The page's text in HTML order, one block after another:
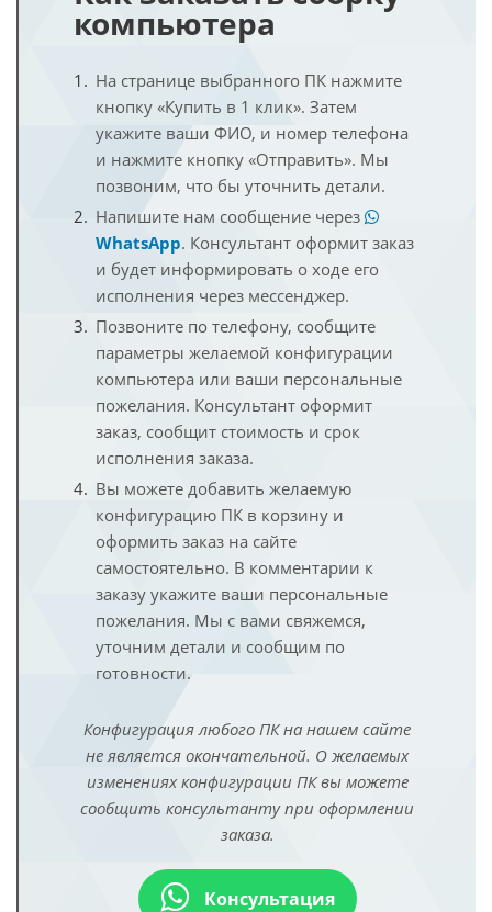
компьютера
На странице выбранного ПК нажмите
кнопку «Купить в 1 клик». Затем
укажите ваши ФИО, и номер телефона
и нажмите кнопку «Отправить». Мы
позвоним, что бы уточнить детали.
Напишите нам сообщение через
WhatsApp. Консультант оформит заказ
и будет информировать о ходе его
исполнения через мессенджер.
Позвоните по телефону, сообщите
параметры желаемой конфигурации
компьютера или ваши персональные
пожелания. Консультант оформит
заказ, сообщит стоимость и срок
исполнения заказа.
Вы можете добавить желаемую
конфигурацию ПК в корзину и
оформить заказ на сайте
самостоятельно. В комментарии к
заказу укажите ваши персональные
пожелания. Мы с вами свяжемся,
уточним детали и сообщим по
готовности.
Конфигурация любого ПК на нашем сайте
не является окончательной. О желаемых
изменениях конфигурации ПК вы можете
сообщить консультанту при оформлении
заказа.
Консультация